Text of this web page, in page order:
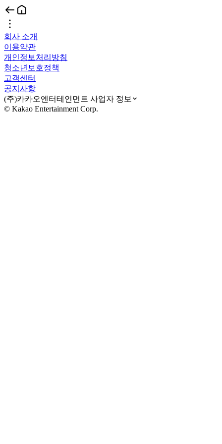
회사 소개
이용약관
개인정보처리방침
청소년보호정책
고객센터
공지사항
(주)카카오엔터테인먼트 사업자 정보
© Kakao Entertainment Corp.